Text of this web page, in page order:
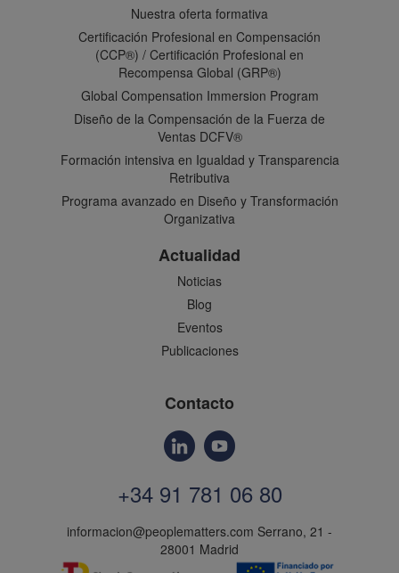
Nuestra oferta formativa
Certificación Profesional en Compensación
(CCP®) / Certificación Profesional en
Recompensa Global (GRP®)
Global Compensation Immersion Program
Diseño de la Compensación de la Fuerza de
Ventas DCFV®
Formación intensiva en Igualdad y Transparencia
Retributiva
Programa avanzado en Diseño y Transformación
Organizativa
Actualidad
Noticias
Blog
Eventos
Publicaciones
Contacto
+34 91 781 06 80
informacion@peoplematters.com Serrano, 21 -
28001 Madrid